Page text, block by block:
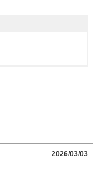
2026/03/03